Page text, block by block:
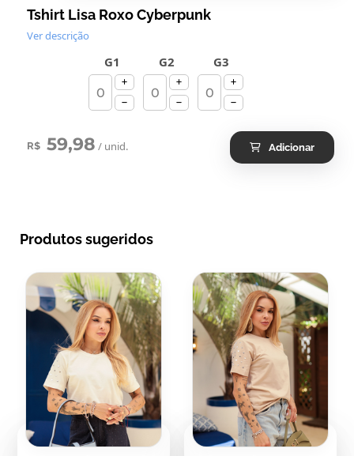
Tshirt Lisa Roxo Cyberpunk
Ver descrição
G1 G2 G3
R$ 59,98 / unid. Adicionar
Produtos sugeridos